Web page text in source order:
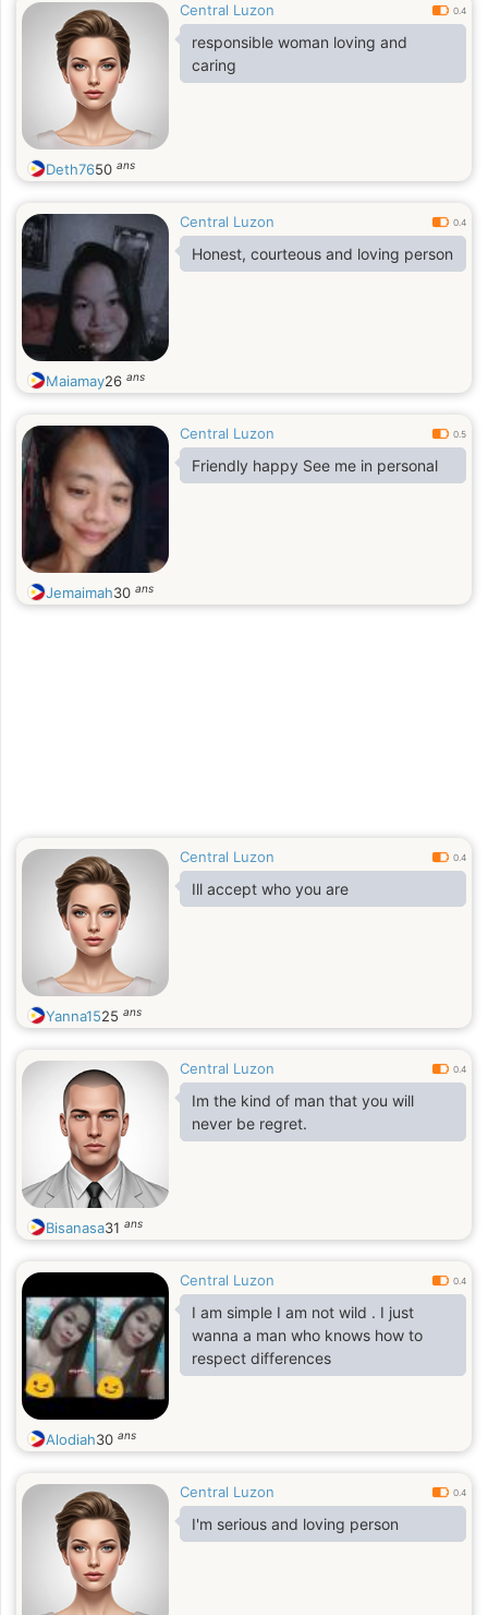
Central Luzon 0.4
responsible woman loving and
caring
Deth7650 ans
Central Luzon 0.4
Honest, courteous and loving person
Maiamay26 ans
Central Luzon 0.5
Friendly happy See me in personal
Jemaimah30 ans
Central Luzon 0.4
Ill accept who you are
Yanna1525 ans
Central Luzon 0.4
Im the kind of man that you will
never be regret.
Bisanasa31 ans
Central Luzon 0.4
I am simple I am not wild . I just
wanna a man who knows how to
respect differences
Alodiah30 ans
Central Luzon 0.4
I'm serious and loving person